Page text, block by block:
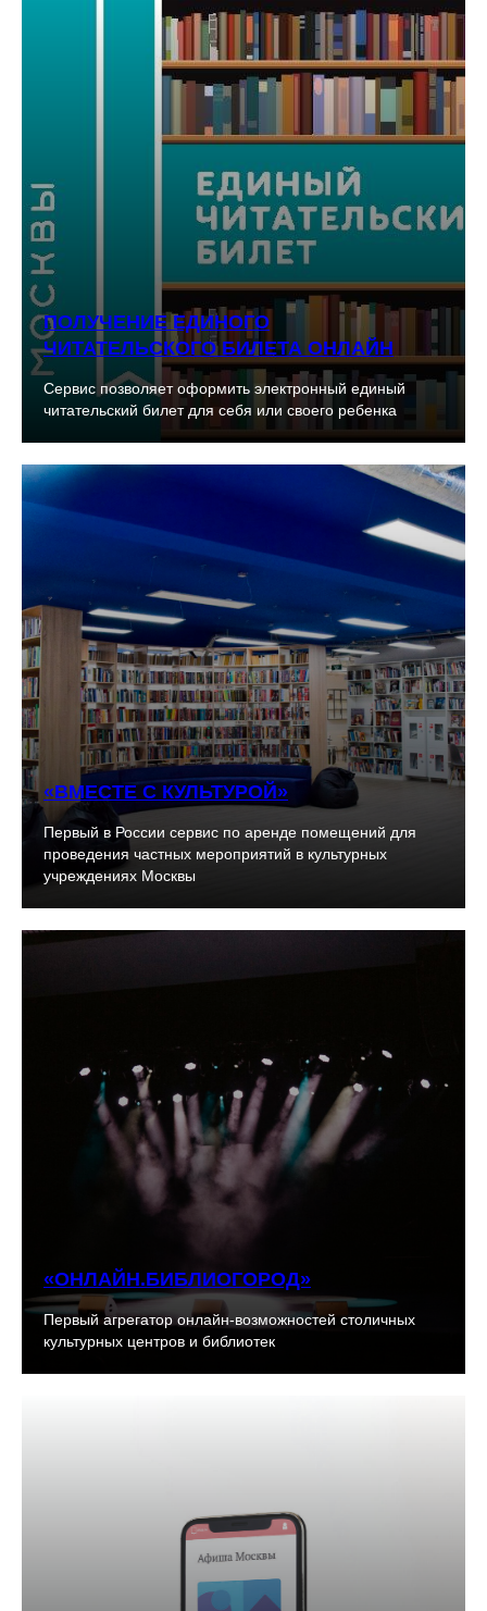
ПОЛУЧЕНИЕ ЕДИНОГО
ЧИТАТЕЛЬСКОГО БИЛЕТА ОНЛАЙН
Сервис позволяет оформить электронный единый
читательский билет для себя или своего ребенка
«ВМЕСТЕ С КУЛЬТУРОЙ»
Первый в России сервис по аренде помещений для
проведения частных мероприятий в культурных
учреждениях Москвы
«ОНЛАЙН.БИБЛИОГОРОД»
Первый агрегатор онлайн-возможностей столичных
культурных центров и библиотек